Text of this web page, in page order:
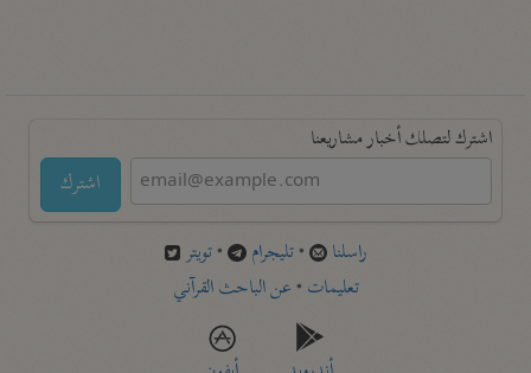
اشترك لتصلك أخبار مشاريعنا
اشترك
راسلنا •تليجرام •تويتر
تعليمات •عن الباحث القرآني